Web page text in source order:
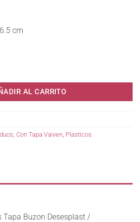
cm
AL CARRITO
Con Tapa Vaiven Plasticos
Tapa Buzon Desesplast /